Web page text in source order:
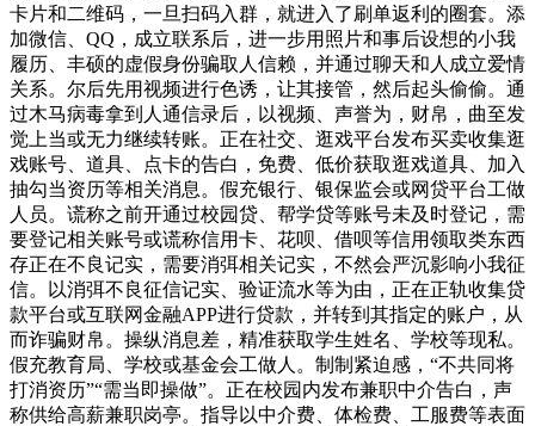
卡片和二维码，一旦扫码入群，就进入了刷单返利的圈套。添
加微信、QQ，成立联系后，进一步用照片和事后设想的小我
履历、丰硕的虚假身份骗取人信赖，并通过聊天和人成立爱情
关系。尔后先用视频进行色诱，让其接管，然后起头偷偷。通
过木马病毒拿到人通信录后，以视频、声誉为，财帛，曲至发
觉上当或无力继续转账。正在社交、逛戏平台发布买卖收集逛
戏账号、道具、点卡的告白，免费、低价获取逛戏道具、加入
抽勾当资历等相关消息。假充银行、银保监会或网贷平台工做
人员。谎称之前开通过校园贷、帮学贷等账号未及时登记，需
要登记相关账号或谎称信用卡、花呗、借呗等信用领取类东西
存正在不良记实，需要消弭相关记实，不然会严沉影响小我征
信。以消弭不良征信记实、验证流水等为由，正在正轨收集贷
款平台或互联网金融APP进行贷款，并转到其指定的账户，从
而诈骗财帛。操纵消息差，精准获取学生姓名、学校等现私。
假充教育局、学校或基金会工做人。制制紧迫感，“不共同将
打消资历”“需当即操做”。正在校园内发布兼职中介告白，声
称供给高薪兼职岗亭。指导以中介费、体检费、工服费等表面